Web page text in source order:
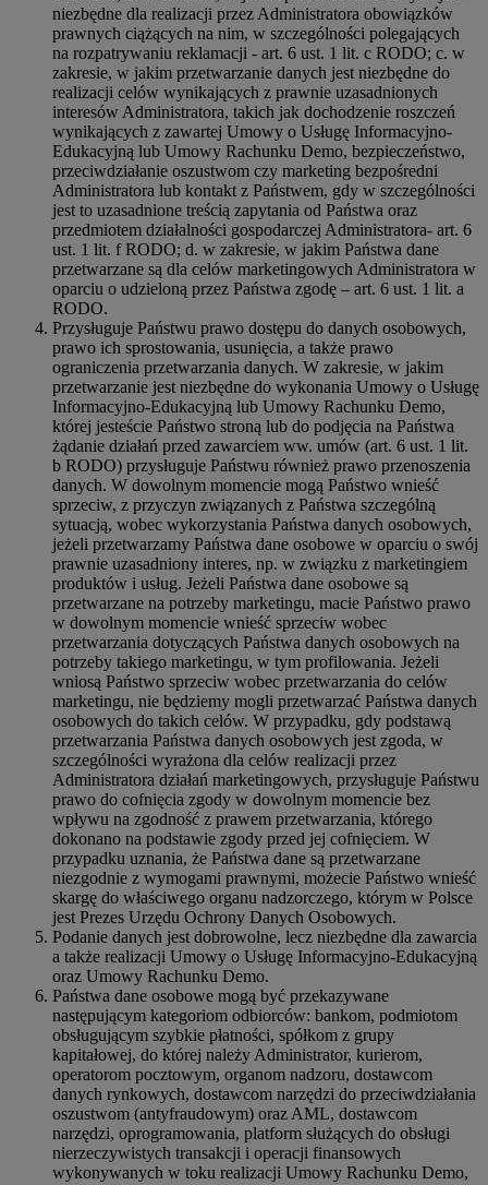
niezbędne dla realizacji przez Administratora obowiązków
prawnych ciążących na nim, w szczególności polegających
na rozpatrywaniu reklamacji - art. 6 ust. 1 lit. c RODO; c. w
zakresie, w jakim przetwarzanie danych jest niezbędne do
realizacji celów wynikających z prawnie uzasadnionych
interesów Administratora, takich jak dochodzenie roszczeń
wynikających z zawartej Umowy o Usługę Informacyjno-
Edukacyjną lub Umowy Rachunku Demo, bezpieczeństwo,
przeciwdziałanie oszustwom czy marketing bezpośredni
Administratora lub kontakt z Państwem, gdy w szczególności
jest to uzasadnione treścią zapytania od Państwa oraz
przedmiotem działalności gospodarczej Administratora- art. 6
ust. 1 lit. f RODO; d. w zakresie, w jakim Państwa dane
przetwarzane są dla celów marketingowych Administratora w
oparciu o udzieloną przez Państwa zgodę – art. 6 ust. 1 lit. a
RODO.
Przysługuje Państwu prawo dostępu do danych osobowych,
prawo ich sprostowania, usunięcia, a także prawo
ograniczenia przetwarzania danych. W zakresie, w jakim
przetwarzanie jest niezbędne do wykonania Umowy o Usługę
Informacyjno-Edukacyjną lub Umowy Rachunku Demo,
której jesteście Państwo stroną lub do podjęcia na Państwa
żądanie działań przed zawarciem ww. umów (art. 6 ust. 1 lit.
b RODO) przysługuje Państwu również prawo przenoszenia
danych. W dowolnym momencie mogą Państwo wnieść
sprzeciw, z przyczyn związanych z Państwa szczególną
sytuacją, wobec wykorzystania Państwa danych osobowych,
jeżeli przetwarzamy Państwa dane osobowe w oparciu o swój
prawnie uzasadniony interes, np. w związku z marketingiem
produktów i usług. Jeżeli Państwa dane osobowe są
przetwarzane na potrzeby marketingu, macie Państwo prawo
w dowolnym momencie wnieść sprzeciw wobec
przetwarzania dotyczących Państwa danych osobowych na
potrzeby takiego marketingu, w tym profilowania. Jeżeli
wniosą Państwo sprzeciw wobec przetwarzania do celów
marketingu, nie będziemy mogli przetwarzać Państwa danych
osobowych do takich celów. W przypadku, gdy podstawą
przetwarzania Państwa danych osobowych jest zgoda, w
szczególności wyrażona dla celów realizacji przez
Administratora działań marketingowych, przysługuje Państwu
prawo do cofnięcia zgody w dowolnym momencie bez
wpływu na zgodność z prawem przetwarzania, którego
dokonano na podstawie zgody przed jej cofnięciem. W
przypadku uznania, że Państwa dane są przetwarzane
niezgodnie z wymogami prawnymi, możecie Państwo wnieść
skargę do właściwego organu nadzorczego, którym w Polsce
jest Prezes Urzędu Ochrony Danych Osobowych.
Podanie danych jest dobrowolne, lecz niezbędne dla zawarcia
a także realizacji Umowy o Usługę Informacyjno-Edukacyjną
oraz Umowy Rachunku Demo.
Państwa dane osobowe mogą być przekazywane
następującym kategoriom odbiorców: bankom, podmiotom
obsługującym szybkie płatności, spółkom z grupy
kapitałowej, do której należy Administrator, kurierom,
operatorom pocztowym, organom nadzoru, dostawcom
danych rynkowych, dostawcom narzędzi do przeciwdziałania
oszustwom (antyfraudowym) oraz AML, dostawcom
narzędzi, oprogramowania, platform służących do obsługi
nierzeczywistych transakcji i operacji finansowych
wykonywanych w toku realizacji Umowy Rachunku Demo,